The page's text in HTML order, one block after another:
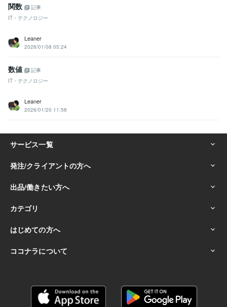
関数
記事
IT・テクノロジー
Leaner
2026/01/08 05:24
数値
記事
IT・テクノロジー
Leaner
2026/01/20 11:58